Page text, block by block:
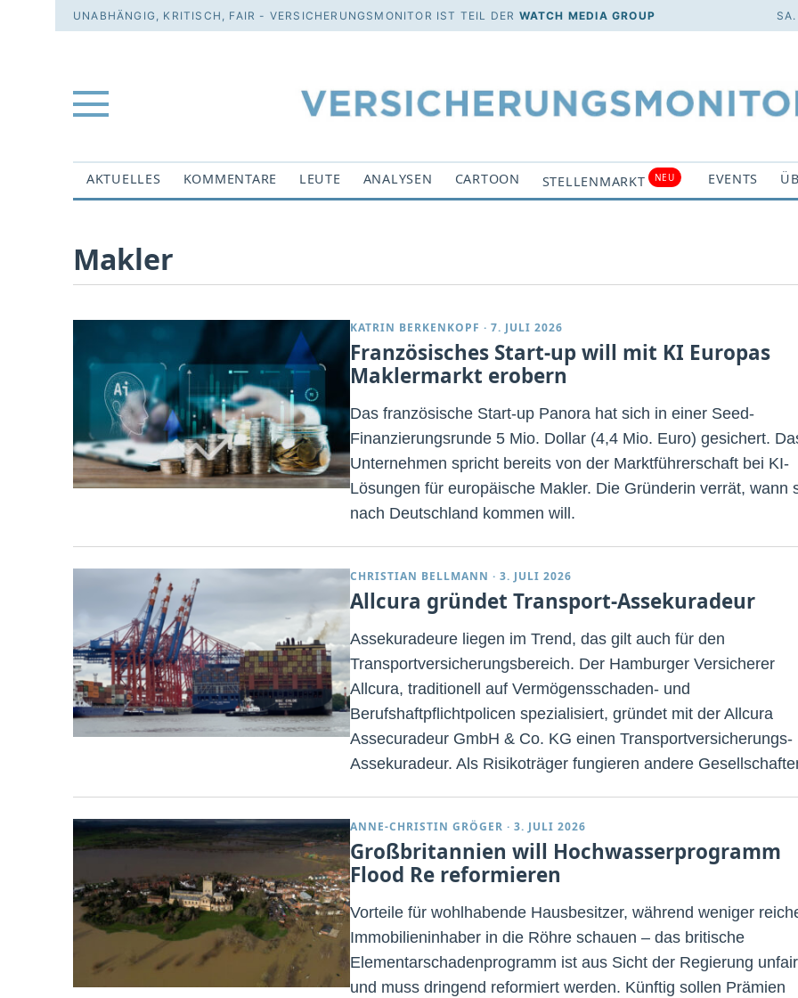
UNABHÄNGIG, KRITISCH, FAIR - VERSICHERUNGSMONITOR IST TEIL DER WATCH MEDIA GROUP
AKTUELLES KOMMENTARE LEUTE ANALYSEN CARTOON STELLENMARKT NEU EVENTS
Makler
KATRIN BERKENKOPF · 7. JULI 2026
Französisches Start-up will mit KI Europas
Maklermarkt erobern
Das französische Start-up Panora hat sich in einer Seed-
Finanzierungsrunde 5 Mio. Dollar (4,4 Mio. Euro) gesichert.
Unternehmen spricht bereits von der Marktführerschaft bei KI-
Lösungen für europäische Makler. Die Gründerin verrät, wann
nach Deutschland kommen will.
CHRISTIAN BELLMANN · 3. JULI 2026
Allcura gründet Transport-Assekuradeur
Assekuradeure liegen im Trend, das gilt auch für den
Transportversicherungsbereich. Der Hamburger Versicherer
Allcura, traditionell auf Vermögensschaden- und
Berufshaftpflichtpolicen spezialisiert, gründet mit der Allcura
Assecuradeur GmbH & Co. KG einen Transportversicherungs-
Assekuradeur. Als Risikoträger fungieren andere
ANNE-CHRISTIN GRÖGER · 3. JULI 2026
Großbritannien will Hochwasserprogramm
Flood Re reformieren
Vorteile für wohlhabende Hausbesitzer, während weniger
Immobilieninhaber in die Röhre schauen – das britische
Elementarschadenprogramm ist aus Sicht der Regierung unfair
und muss dringend reformiert werden. Künftig sollen Prämien